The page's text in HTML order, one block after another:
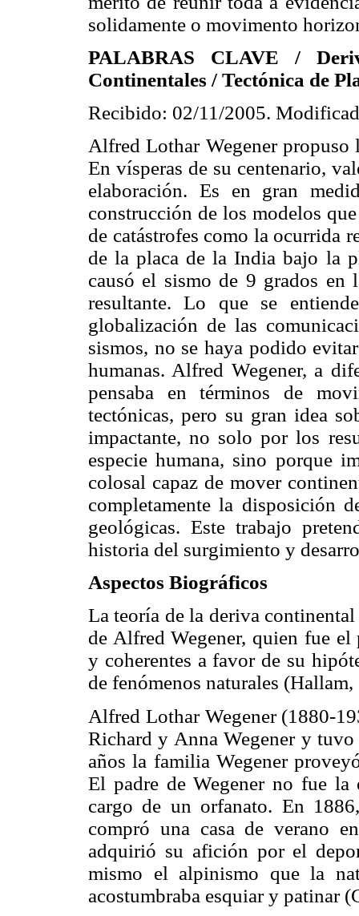
solidamente o movimento
PALABRAS CLAVE /
Continentales / Tectónica de
Recibido: 02/11/2005.
Alfred Lothar Wegener
En vísperas de su centenario,
elaboración. Es en gran
construcción de los modelos
de catástrofes como la ocurrida
de la placa de la India bajo la
causó el sismo de 9 grados en
resultante. Lo que se
globalización de las
sismos, no se haya podido
humanas. Alfred Wegener, a
pensaba en términos de
tectónicas, pero su gran idea
impactante, no solo por los
especie humana, sino porque
colosal capaz de mover
completamente la disposición
geológicas. Este trabajo
historia del surgimiento y
Aspectos Biográficos
La teoría de la deriva
de Alfred Wegener, quien fue
y coherentes a favor de su
de fenómenos naturales
Alfred Lothar Wegener (1880-
Richard y Anna Wegener y
años la familia Wegener
El padre de Wegener no fue la
cargo de un orfanato. En
compró una casa de verano
adquirió su afición por el
mismo el alpinismo que la
acostumbraba esquiar y patinar